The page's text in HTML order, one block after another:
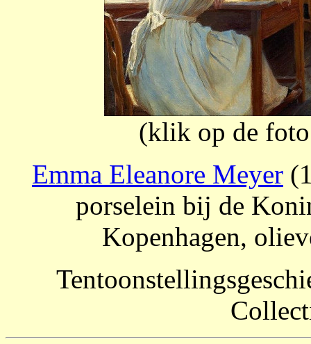
(klik op de
Emma Eleanore Meyer
porselein bij de
Kopenhagen,